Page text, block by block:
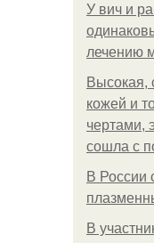
У вич и
лечению
Высокая,
кожей и
чертами,
сошла с
В России
В